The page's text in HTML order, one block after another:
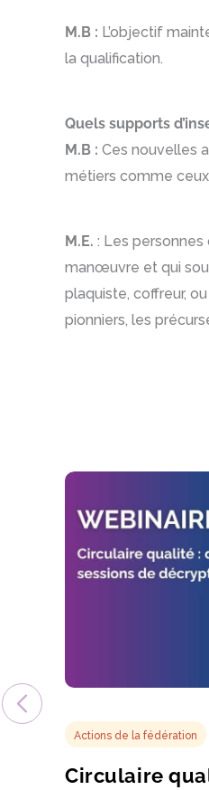
M.B : L’objectif
la qualification.
Quels supports
M.B : Ces nouvelles
métiers comme
M.E. : Les
manœuvre et qui
plaquiste, coffreur,
pionniers, les
Actions de la fédération
Circulaire